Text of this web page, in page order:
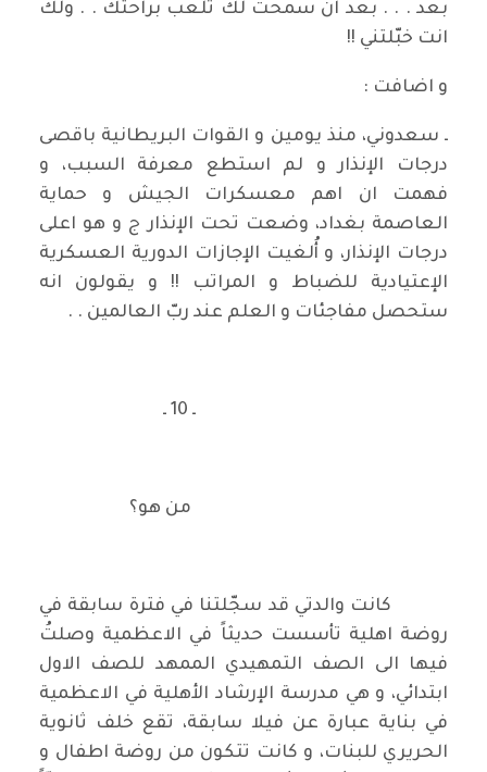
بعد . . . بعد ان سمحت لك تلعب براحتك . . ولك
انت خبّلتني !!
و اضافت :
ـ سعدوني، منذ يومين و القوات البريطانية باقصى
درجات الإنذار و لم استطع معرفة السبب، و
فهمت ان اهم معسكرات الجيش و حماية
العاصمة بغداد، وضعت تحت الإنذار ج و هو اعلى
درجات الإنذار، و أُلغيت الإجازات الدورية العسكرية
الإعتيادية للضباط و المراتب !! و يقولون انه
ستحصل مفاجئات و العلم عند ربّ العالمين . .
ـ 10 ـ
من هو؟
كانت والدتي قد سجّلتنا في فترة سابقة في
روضة اهلية تأسست حديثاً في الاعظمية وصلتُ
فيها الى الصف التمهيدي الممهد للصف الاول
ابتدائي، و هي مدرسة الإرشاد الأهلية في الاعظمية
في بناية عبارة عن فيلا سابقة، تقع خلف ثانوية
الحريري للبنات، و كانت تتكون من روضة اطفال و